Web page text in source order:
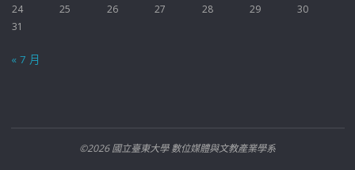
24
25 26 27 28 29
30
31
« 7 月
©2026 國立臺東大學 數位媒體與文教產業學系